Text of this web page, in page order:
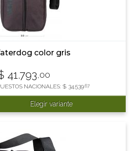
color gris
41.793,00
NACIONALES: $ 34.539,67
Elegir variante